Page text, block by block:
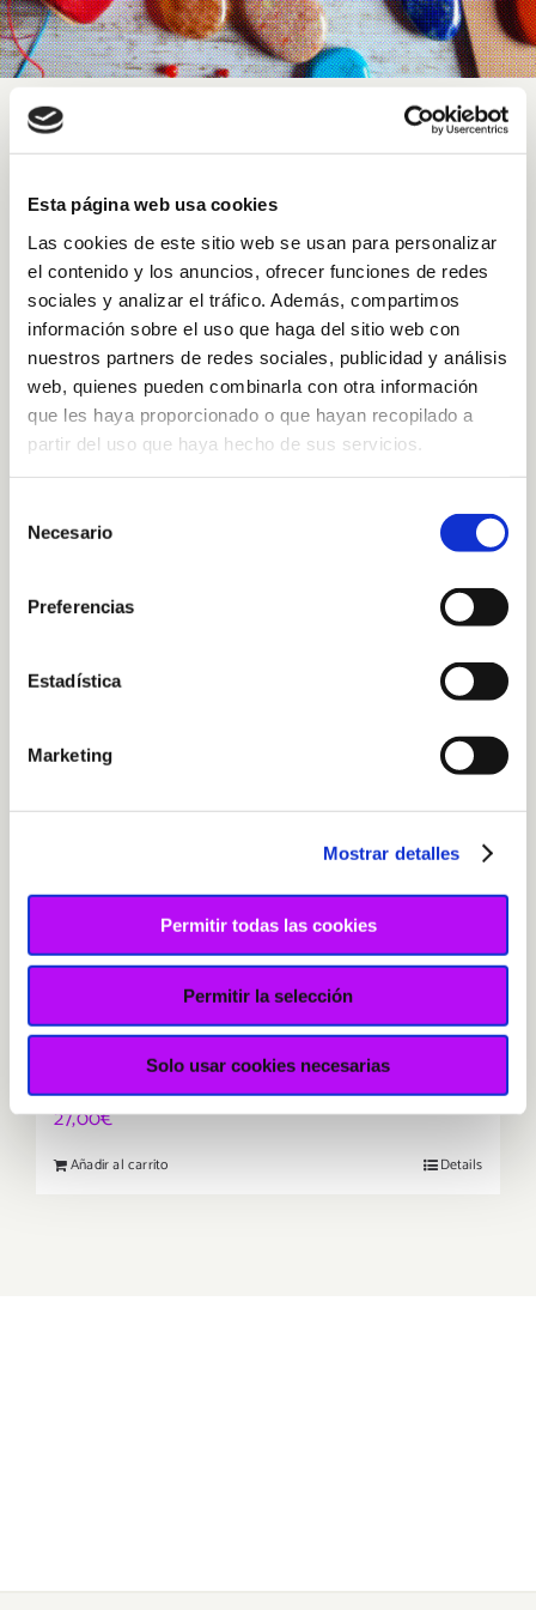
Esta página web usa cookies
Las cookies de este sitio web se usan para personalizar
el contenido y los anuncios, ofrecer funciones de redes
sociales y analizar el tráfico. Además, compartimos
información sobre el uso que haga del sitio web con
nuestros partners de redes sociales, publicidad y análisis
web, quienes pueden combinarla con otra información
que les haya proporcionado o que hayan recopilado a
partir del uso que haya hecho de sus servicios.
Necesario
Preferencias
Estadística
Marketing
Mostrar detalles
Permitir todas las cookies
Permitir la selección
Solo usar cookies necesarias
Show 12 Products
Collar de macramé negro con
turquentia
27,00€
Añadir al carrito Details